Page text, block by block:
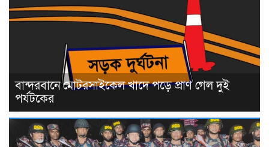
বান্দরবানে মোটরসাইকেল খাদে পড়ে প্রাণ গেল দুই
পর্যটকের